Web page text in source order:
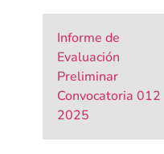
Informe de
Evaluación
Preliminar
Convocatoria 012
2025